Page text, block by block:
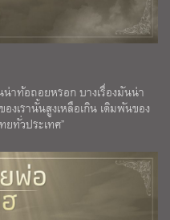
าท้อถอยหรอก บางเรื่องมันน่า
เรานั้นสูงเหลือเกิน เดิมพันของ
ทั่วประเทศ”